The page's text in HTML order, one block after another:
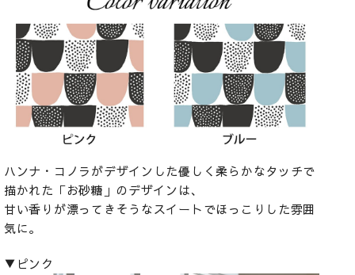
ハンナ・コノラがデザインした優しく柔らかなタッチで
描かれた「お砂糖」のデザインは、
甘い香りが漂ってきそうなスイートでほっこりした雰囲
気に。
▼ピンク